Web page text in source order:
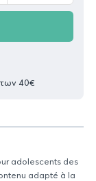
adolescents des
adapté à la
40€